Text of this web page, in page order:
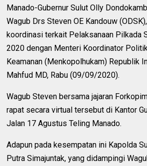
Manado-Gubernur Sulut Olly
Wagub Drs Steven OE Kandouw
koordinasi terkait Pelaksanaan Pilkada
2020 dengan Menteri Koordinator
Keamanan (Menkopolhukam) Republik
Mahfud MD, Rabu (09/09/2020).
Wagub Steven bersama jajaran
rapat secara virtual tersebut di Kantor
Jalan 17 Agustus Teling Manado.
Adapun pada kesempatan ini Kapolda
Putra Simajuntak, yang didampingi